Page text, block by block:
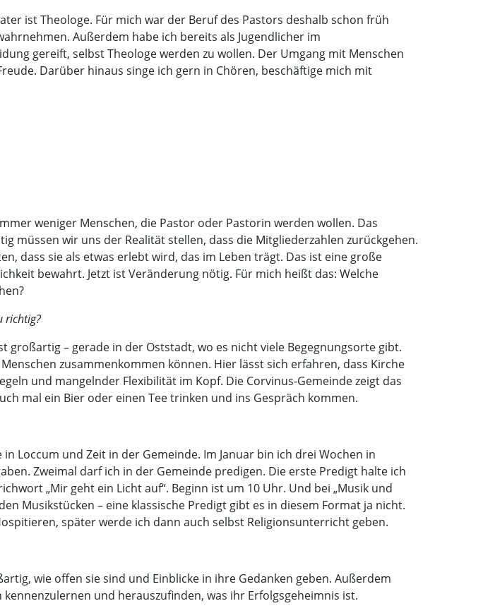
ist Theologe. Für mich war der Beruf des Pastors deshalb schon früh
Außerdem habe ich bereits als Jugendlicher im
gereift, selbst Theologe werden zu wollen. Der Umgang mit Menschen
Darüber hinaus singe ich gern in Chören, beschäftige mich mit
weniger Menschen, die Pastor oder Pastorin werden wollen. Das
müssen wir uns der Realität stellen, dass die Mitgliederzahlen zurückgehen.
dass sie als etwas erlebt wird, das im Leben trägt. Das ist eine große
bewahrt. Jetzt ist Veränderung nötig. Für mich heißt das: Welche
richtig?
großartig – gerade in der Oststadt, wo es nicht viele Begegnungsorte gibt.
zusammenkommen können. Hier lässt sich erfahren, dass Kirche
und mangelnder Flexibilität im Kopf. Die Corvinus-Gemeinde zeigt das
mal ein Bier oder einen Tee trinken und ins Gespräch kommen.
Loccum und Zeit in der Gemeinde. Im Januar bin ich drei Wochen in
Zweimal darf ich in der Gemeinde predigen. Die erste Predigt halte ich
„Mir geht ein Licht auf“. Beginn ist um 10 Uhr. Und bei „Musik und
Musikstücken – eine klassische Predigt gibt es in diesem Format ja nicht.
später werde ich dann auch selbst Religionsunterricht geben.
wie offen sie sind und Einblicke in ihre Gedanken geben. Außerdem
und herauszufinden, was ihr Erfolgsgeheimnis ist.